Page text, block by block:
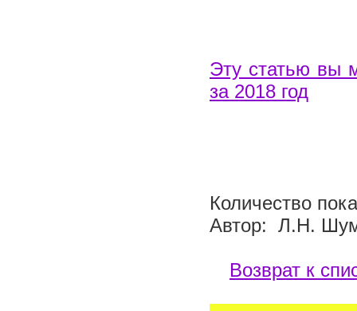
Эту статью вы
за 2018 год
Количество
Автор: Л.Н.
Возврат к